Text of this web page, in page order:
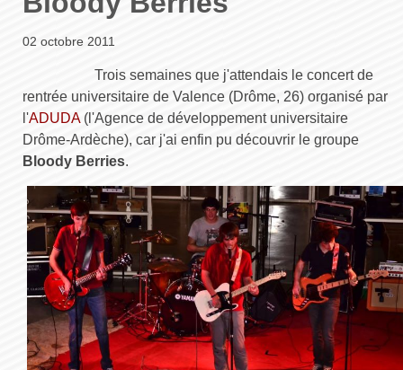
02 octobre 2011
Trois semaines que j'attendais le concert de
rentrée universitaire de Valence (Drôme, 26) organisé par
l'ADUDA(l'Agence de développement universitaire
Drôme-Ardèche), car j'ai enfin pu découvrir le groupe
Bloody Berries.